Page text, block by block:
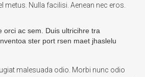
metus. Nulla facilisi. Aenean nec eros.
orci ac sem. Duis ultricihre tra
ster port rsen maet jhaslelu
malesuada odio. Morbi nunc odio